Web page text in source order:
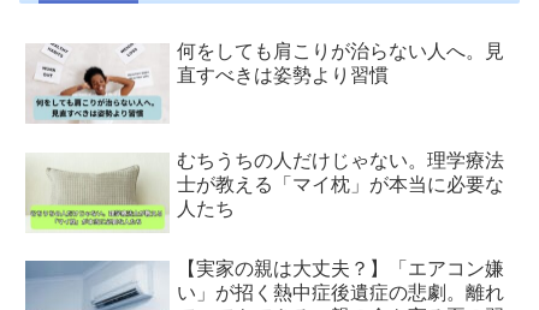
何をしても肩こりが治らない人へ。見
直すべきは姿勢より習慣
むちうちの人だけじゃない。理学療法
士が教える「マイ枕」が本当に必要な
人たち
【実家の親は大丈夫？】「エアコン嫌
い」が招く熱中症後遺症の悲劇。離れ